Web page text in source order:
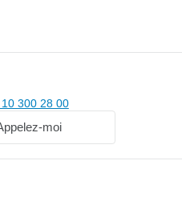
300 28 00
moi